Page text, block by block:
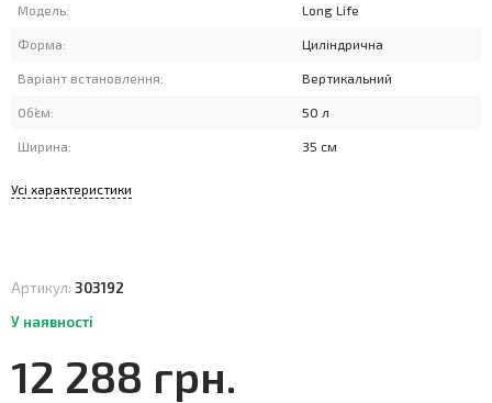
Модель: Long Life
Форма: Циліндрична
Варіант встановлення: Вертикальний
Об`єм: 50 л
Ширина: 35 см
Усі характеристики
Артикул: 303192
У наявності
12 288 грн.